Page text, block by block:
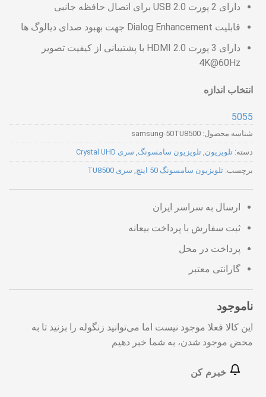
دارای 2 پورت USB 2.0 برای اتصال حافظه جانبی
قابلیت Dialog Enhancement جهت بهبود صدای دیالوگ ها
دارای 3 پورت HDMI 2.0 با پشتیبانی از کیفیت تصویر
4K@60Hz
انتخاب اندازه
55
50
شناسه محصول: samsung-50TU8500
دسته: تلویزیون, تلویزیون سامسونگ, سری Crystal UHD
برچسب: تلویزیون سامسونگ 50 اینچ , سری TU8500
ارسال به سراسر ایران
ثبت سفارش با پرداخت بیعانه
پرداخت در محل
گارانتی معتبر
ناموجود
این کالا فعلا موجود نیست اما می‌توانید زنگوله را بزنید تا به
محض موجود شدن، به شما خبر دهیم